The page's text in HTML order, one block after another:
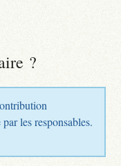
?
les responsables.